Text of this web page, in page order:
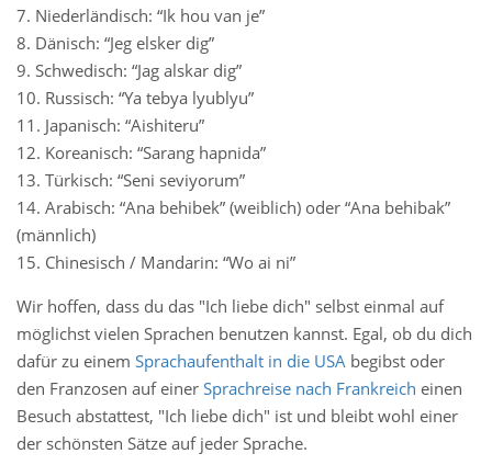
7. Niederländisch: “Ik hou van je”
8. Dänisch: “Jeg elsker dig”
9. Schwedisch: “Jag alskar dig”
10. Russisch: “Ya tebya lyublyu”
11. Japanisch: “Aishiteru”
12. Koreanisch: “Sarang hapnida”
13. Türkisch: “Seni seviyorum”
14. Arabisch: “Ana behibek” (weiblich) oder “Ana behibak”
(männlich)
15. Chinesisch / Mandarin: “Wo ai ni”
Wir hoffen, dass du das "Ich liebe dich" selbst einmal auf
möglichst vielen Sprachen benutzen kannst. Egal, ob du dich
dafür zu einem Sprachaufenthalt in die USA begibst oder
den Franzosen auf einer Sprachreise nach Frankreich einen
Besuch abstattest, "Ich liebe dich" ist und bleibt wohl einer
der schönsten Sätze auf jeder Sprache.